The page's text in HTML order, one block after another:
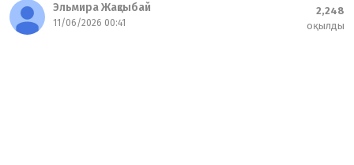
Эльмира Жақсыбай
11/06/2026 00:41
2,248
оқылды